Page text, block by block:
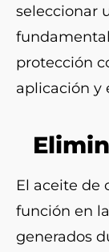
seleccionar
protección
aplicación y
El aceite de
función en
generados